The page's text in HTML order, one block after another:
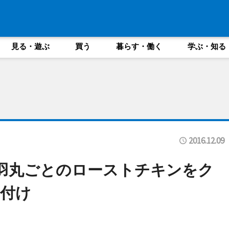
見る・遊ぶ 買う 暮らす・働く 学ぶ・知る
2016.12.09
丸ごとのローストチキンをク
け